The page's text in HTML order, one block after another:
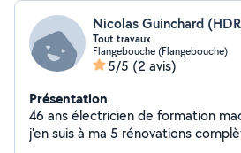
Nicolas Guinchard
Tout travaux
Flangebouche (Flangebouche)
5/5 (2 avis)
Présentation
46 ans électricien de formation
j'en suis à ma 5 rénovations